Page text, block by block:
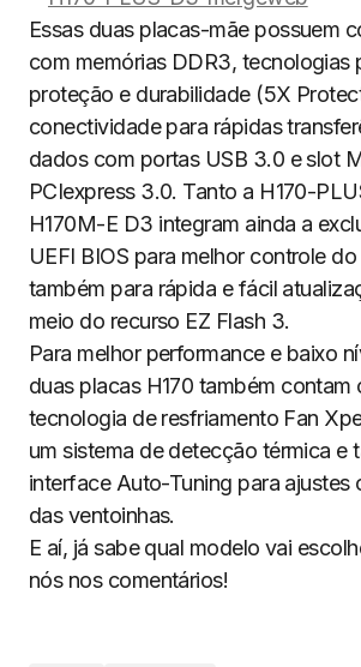
Essas duas placas-mãe possuem
com memórias DDR3, tecnologias
proteção e durabilidade (5X
conectividade para rápidas
dados com portas USB 3.0 e slot
PCIexpress 3.0. Tanto a H170-
H170M-E D3 integram ainda a
UEFI BIOS para melhor controle
também para rápida e fácil
meio do recurso EZ Flash 3.
Para melhor performance e baixo
duas placas H170 também contam
tecnologia de resfriamento Fan
um sistema de detecção térmica e
interface Auto-Tuning para ajustes
das ventoinhas.
E aí, já sabe qual modelo vai
nós nos comentários!